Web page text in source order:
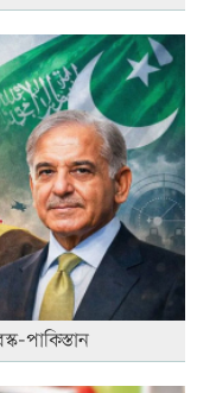
পাকিস্তান